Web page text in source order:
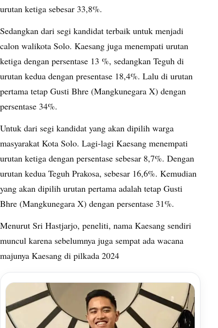
urutan ketiga sebesar 33,8%.
Sedangkan dari segi kandidat terbaik untuk menjadi
calon walikota Solo. Kaesang juga menempati urutan
ketiga dengan persentase 13 %, sedangkan Teguh di
urutan kedua dengan presentase 18,4%. Lalu di urutan
pertama tetap Gusti Bhre (Mangkunegara X) dengan
persentase 34%.
Untuk dari segi kandidat yang akan dipilih warga
masyarakat Kota Solo. Lagi-lagi Kaesang menempati
urutan ketiga dengan persentase sebesar 8,7%. Dengan
urutan kedua Teguh Prakosa, sebesar 16,6%. Kemudian
yang akan dipilih urutan pertama adalah tetap Gusti
Bhre (Mangkunegara X) dengan persentase 31%.
Menurut Sri Hastjarjo, peneliti, nama Kaesang sendiri
muncul karena sebelumnya juga sempat ada wacana
majunya Kaesang di pilkada 2024